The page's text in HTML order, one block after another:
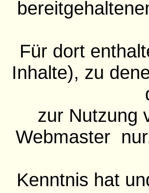
Für dort
Inhalte), zu
zur Nutzung
Webmaster
Kenntnis hat